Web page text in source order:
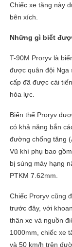
Chiếc xe tăng này
bên xích.
Những gì biết
T-90M Proryv là
được quân đội Nga
cấp đã được cải
hỏa lực.
Biến thể Proryv
có khả năng bắn
đường chống tăng
Vũ khí phụ bao
bị súng máy hạng
PTKM 7.62mm.
Chiếc Proryv cũng
trước đây, với
thân xe và nguồn
1000mm, chiếc xe
và 50 km/h trên